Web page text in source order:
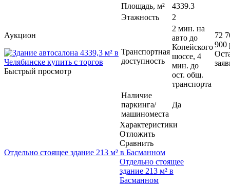
Аукцион
Быстрый просмотр
Площадь, м²
4339.3
Этажность
2
Транспортная
доступность
2 мин. на
авто до
Копейского
шоссе, 4
мин. до
ост. общ.
транспорта
Наличие
паркинга/
машиноместа
Да
Характеристики
Отложить
Сравнить
72
900
Отдельно стоящее здание 213 м² в Басманном
Отдельно стоящее
здание 213 м² в
Басманном